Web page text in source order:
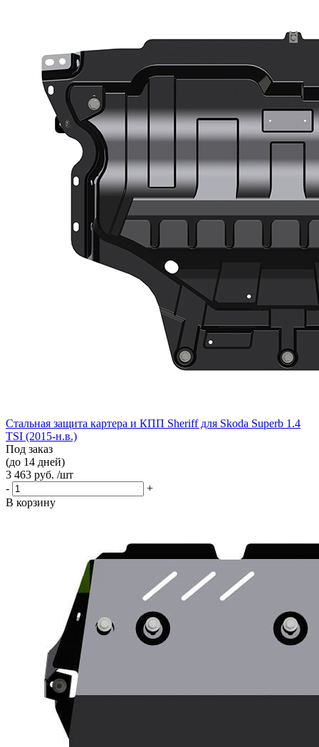
Стальная защита картера и КПП Sheriff для Skoda Superb 1.4
TSI (2015-н.в.)
Под заказ
(до 14 дней)
3 463 руб. /шт
-
+
В корзину